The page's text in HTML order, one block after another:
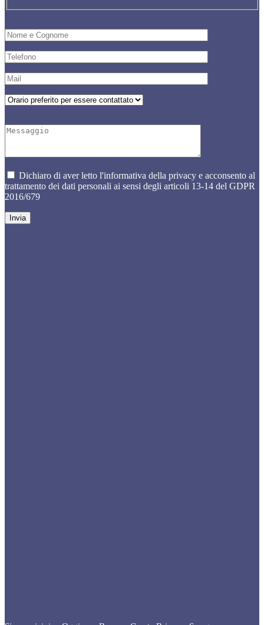
Dichiaro di aver letto l'informativa della privacy e acconsento al
trattamento dei dati personali ai sensi degli articoli 13-14 del GDPR
2016/679